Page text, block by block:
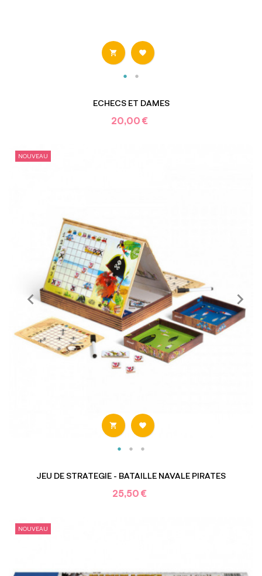
 
ECHECS ET DAMES
20,00 €
NOUVEAU
 
JEU DE STRATEGIE - BATAILLE NAVALE PIRATES
25,50 €
NOUVEAU